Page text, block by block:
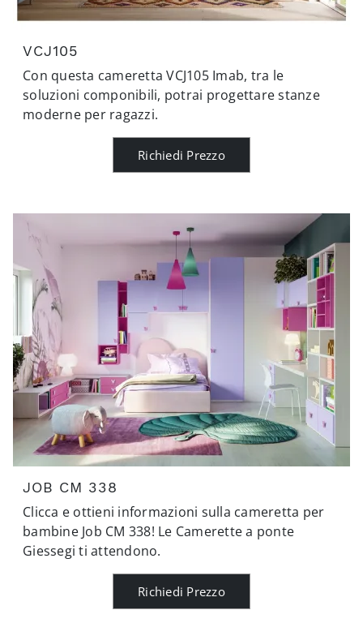
VCJ105
Con questa cameretta VCJ105 Imab, tra le
soluzioni componibili, potrai progettare stanze
moderne per ragazzi.
Richiedi Prezzo
JOB CM 338
Clicca e ottieni informazioni sulla cameretta per
bambine Job CM 338! Le Camerette a ponte
Giessegi ti attendono.
Richiedi Prezzo